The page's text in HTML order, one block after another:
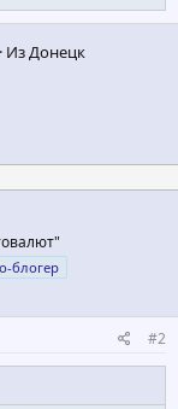
· ИзДонецк
блогер
#2